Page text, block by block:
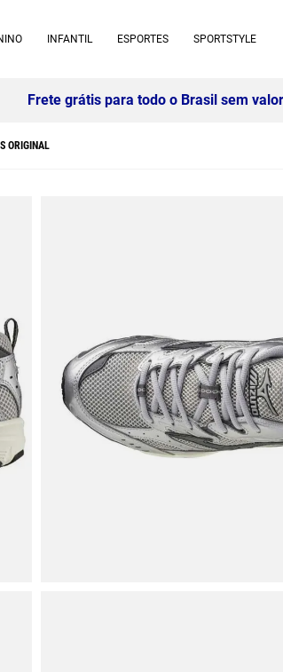
INFANTIL ESPORTES SPORTSTYLE
10% off no pix à vista -Saiba mais
ORIGINAL